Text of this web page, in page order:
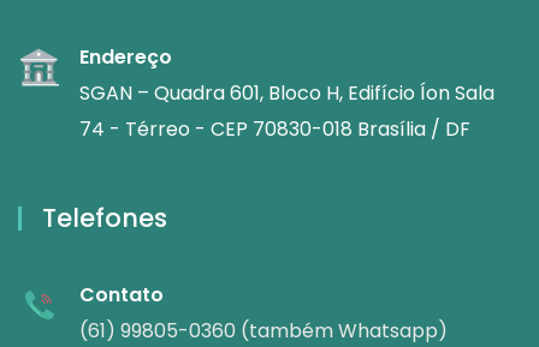
Endereço
SGAN – Quadra 601, Bloco H, Edifício Íon Sala
74 - Térreo - CEP 70830-018 Brasília / DF
Telefones
Contato
(61) 99805-0360 (também Whatsapp)